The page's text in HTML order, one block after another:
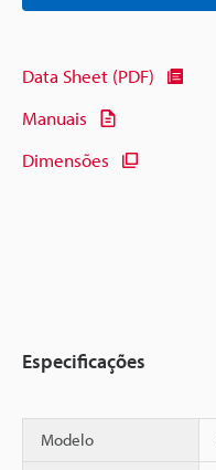
Data Sheet (PDF)
Manuais
Dimensões
Especificações
Modelo